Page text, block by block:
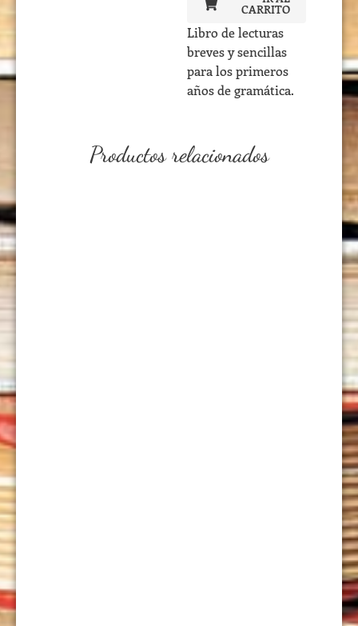
CARRITO
Libro de lecturas
breves y sencillas
para los primeros
años de gramática.
Productos relacionados